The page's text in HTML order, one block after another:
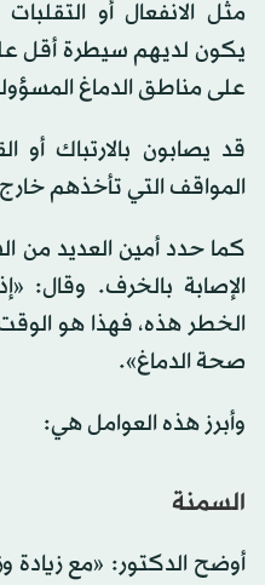
مثل الانفعال أو التقلبات
يكون لديهم سيطرة أقل
على مناطق الدماغ
قد يصابون بالارتباك أو
المواقف التي تأخذهم
كما حدد أمين العديد من
الإصابة بالخرف. وقال:
الخطر هذه، فهذا هو
صحة الدماغ».
وأبرز هذه العوامل هي:
السمنة
أوضح الدكتور: «مع